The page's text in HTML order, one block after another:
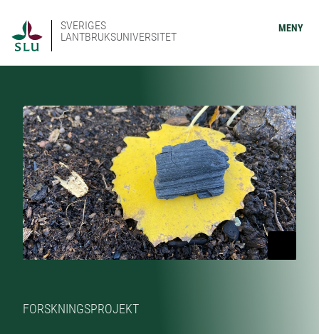
SVERIGES
LANTBRUKSUNIVERSITET
MENY
FORSKNINGSPROJEKT